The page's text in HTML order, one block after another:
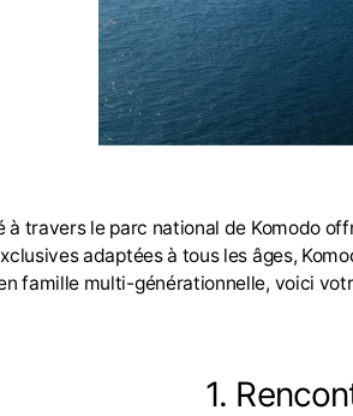
à travers le parc national de Komodo
adaptées à tous les âges,
famille multi-générationnelle, voici
1.